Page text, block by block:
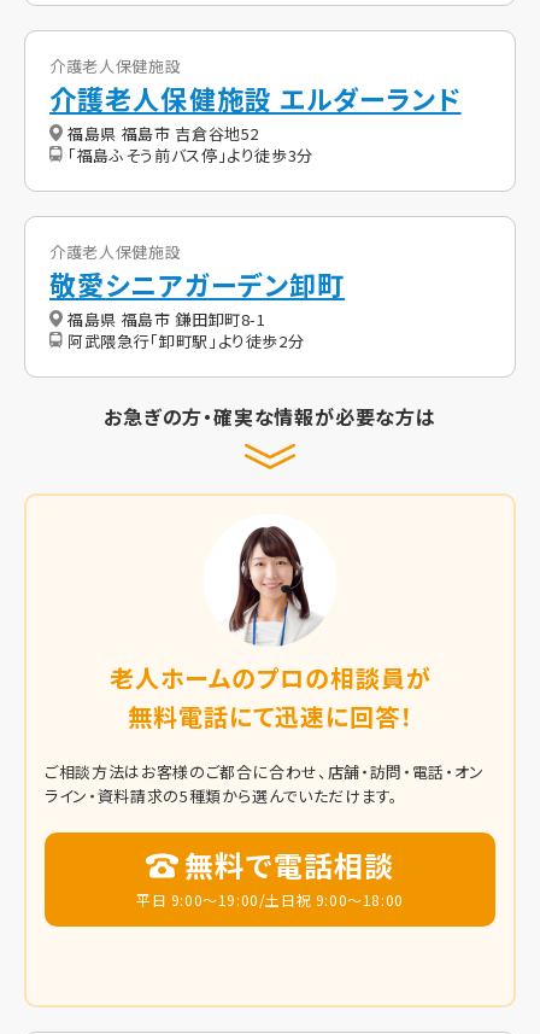
介護老人保健施設
介護老人保健施設 エルダーランド
福島県 福島市 吉倉谷地52
「福島ふそう前バス停」より徒歩3分
介護老人保健施設
敬愛シニアガーデン卸町
福島県 福島市 鎌田卸町8-1
阿武隈急行「卸町駅」より徒歩2分
お急ぎの方・確実な情報が必要な方は
老人ホームのプロの相談員が
無料電話にて迅速に回答！
ご相談方法はお客様のご都合に合わせ、店舗・訪問・電話・オン
ライン・資料請求の5種類から選んでいただけます。
無料で電話相談
平日 9:00～19:00/土日祝 9:00～18:00